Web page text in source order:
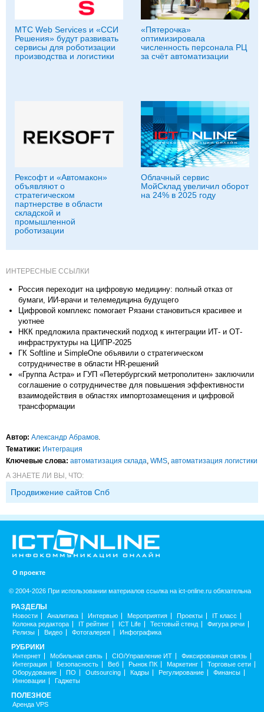
МТС Web Services и «ССИ
Решения» будут развивать
сервисы для роботизации
производства и логистики
«Пятерочка»
оптимизировала
численность персонала РЦ
за счёт автоматизации
Рексофт и «Автомакон»
объявляют о
стратегическом
партнерстве в области
складской и
промышленной
роботизации
Облачный сервис
МойСклад увеличил оборот
на 24% в 2025 году
ИНТЕРЕСНЫЕ ССЫЛКИ
Россия переходит на цифровую медицину: полный отказ от
бумаги, ИИ-врачи и телемедицина будущего
Цифровой комплекс помогает Рязани становиться красивее и
уютнее
НКК предложила практический подход к интеграции ИТ- и ОТ-
инфраструктуры на ЦИПР-2025
ГК Softline и SimpleOne объявили о стратегическом
сотрудничестве в области HR-решений
«Группа Астра» и ГУП «Петербургский метрополитен» заключили
соглашение о сотрудничестве для повышения эффективности
взаимодействия в областях импортозамещения и цифровой
трансформации
Автор: Александр Абрамов.
Тематики: Интеграция
Ключевые слова: автоматизация склада, WMS, автоматизация логистики
А ЗНАЕТЕ ЛИ ВЫ, ЧТО:
Продвижение сайтов Спб
О проекте
© 2004-2026 При использовании материалов ссылка на ict-online.ru обязательна
РАЗДЕЛЫ
Новости Аналитика Интервью Мероприятия Проекты
IT класс
Колонка редактора
IT рейтинг ICT Life Тестовый стенд
Фигура речи
Релизы
Видео Фотогалерея Инфографика
РУБРИКИ
Интернет Мобильная связь CIO/Управление ИТ
Фиксированная связь
Интеграция
Безопасность Веб Рынок ПК Маркетинг
Торговые сети
Оборудование
ПО Outsourcing Кадры Регулирование
Финансы
Инновации
Гаджеты
ПОЛЕЗНОЕ
Аренда VPS